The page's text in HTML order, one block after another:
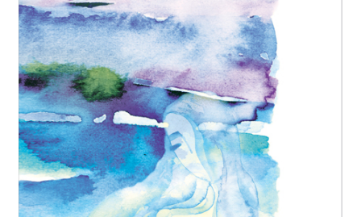
文創
聯絡我們+郵費
海外訂購書籍
登入